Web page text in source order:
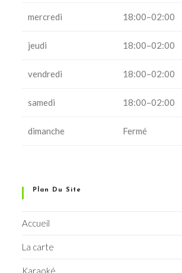
mercredi 18:00–02:00
jeudi 18:00–02:00
vendredi 18:00–02:00
samedi 18:00–02:00
dimanche Fermé
Plan Du Site
Accueil
La carte
Karaoké